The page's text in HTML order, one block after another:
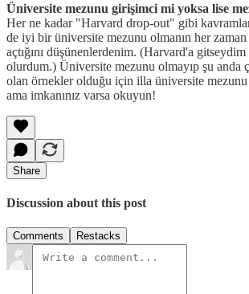
Üniversite mezunu girişimci mi yoksa lise
Her ne kadar "Harvard drop-out" gibi
de iyi bir üniversite mezunu olmanın her zaman
açtığını düşünenlerdenim. (Harvard'a
olurdum.) Üniversite mezunu olmayıp şu anda
olan örnekler olduğu için illa üniversite
ama imkanınız varsa okuyun!
Share
Discussion about this post
Comments Restacks